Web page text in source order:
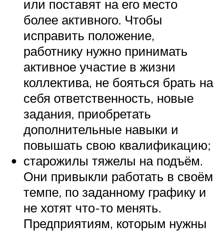
или поставят на его место
более активного. Чтобы
исправить положение,
работнику нужно принимать
активное участие в жизни
коллектива, не бояться брать на
себя ответственность, новые
задания, приобретать
дополнительные навыки и
повышать свою квалификацию;
старожилы тяжелы на подъём.
Они привыкли работать в своём
темпе, по заданному графику и
не хотят что-то менять.
Предприятиям, которым нужны